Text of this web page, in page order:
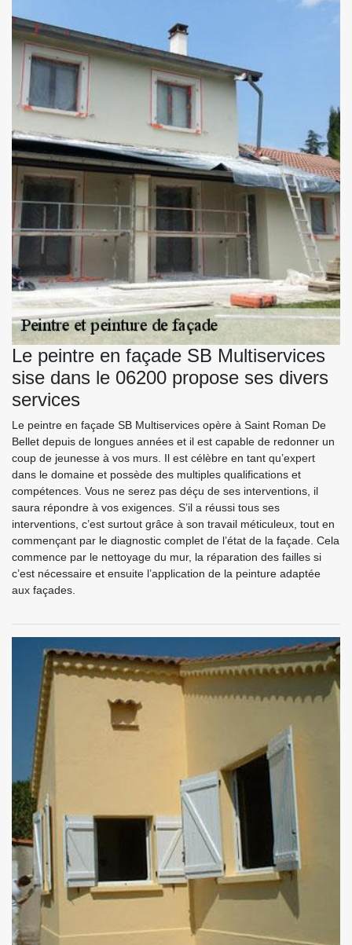
Le peintre en façade SB Multiservices
sise dans le 06200 propose ses divers
services
Le peintre en façade SB Multiservices opère à Saint Roman De
Bellet depuis de longues années et il est capable de redonner un
coup de jeunesse à vos murs. Il est célèbre en tant qu’expert
dans le domaine et possède des multiples qualifications et
compétences. Vous ne serez pas déçu de ses interventions, il
saura répondre à vos exigences. S’il a réussi tous ses
interventions, c’est surtout grâce à son travail méticuleux, tout en
commençant par le diagnostic complet de l’état de la façade. Cela
commence par le nettoyage du mur, la réparation des failles si
c’est nécessaire et ensuite l’application de la peinture adaptée
aux façades.